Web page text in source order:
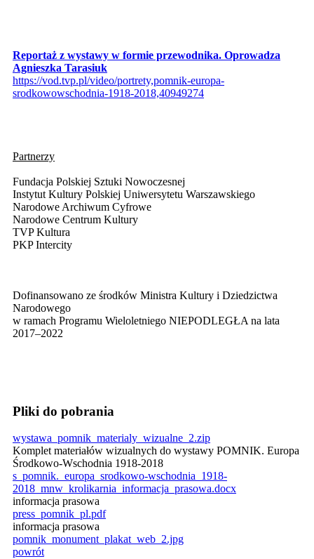
Reportaż z wystawy w formie przewodnika. Oprowadza
Agnieszka Tarasiuk
https://vod.tvp.pl/video/portrety,pomnik-europa-
srodkowowschodnia-1918-2018,40949274
Partnerzy
Fundacja Polskiej Sztuki Nowoczesnej
Instytut Kultury Polskiej Uniwersytetu Warszawskiego
Narodowe Archiwum Cyfrowe
Narodowe Centrum Kultury
TVP Kultura
PKP Intercity
Dofinansowano ze środków Ministra Kultury i Dziedzictwa
Narodowego
w ramach Programu Wieloletniego NIEPODLEGŁA na lata
2017–2022
Pliki do pobrania
wystawa_pomnik_materialy_wizualne_2.zip
Komplet materiałów wizualnych do wystawy POMNIK. Europa
Środkowo-Wschodnia 1918-2018
s_pomnik._europa_srodkowo-wschodnia_1918-
2018_mnw_krolikarnia_informacja_prasowa.docx
informacja prasowa
press_pomnik_pl.pdf
informacja prasowa
pomnik_monument_plakat_web_2.jpg
powrót